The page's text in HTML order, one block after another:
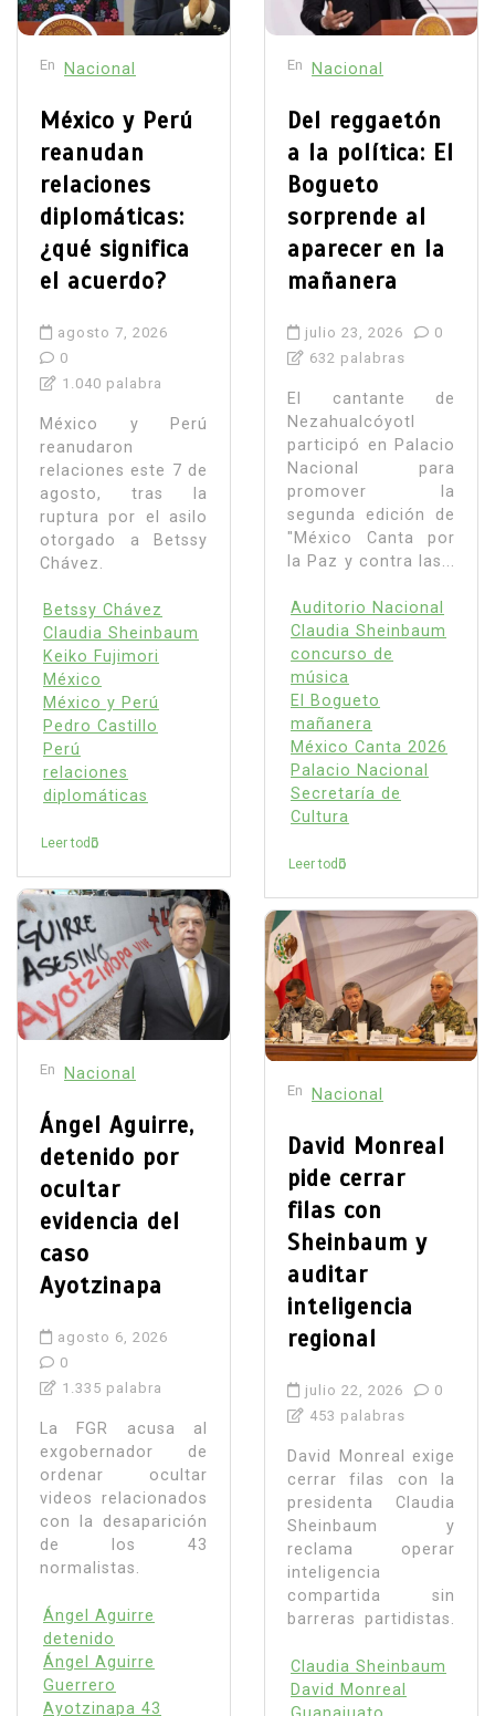
En Nacional
México y Perú
reanudan
relaciones
diplomáticas:
¿qué significa
el acuerdo?
agosto 7, 2026
0
1.040 palabra
México y Perú
reanudaron
relaciones este 7 de
agosto, tras la
ruptura por el asilo
otorgado a Betssy
Chávez.
Betssy Chávez
Claudia Sheinbaum
Keiko Fujimori
México
México y Perú
Pedro Castillo
Perú
relaciones
diplomáticas
Leer todo
En Nacional
Ángel Aguirre,
detenido por
ocultar
evidencia del
caso
Ayotzinapa
agosto 6, 2026
0
1.335 palabra
La FGR acusa al
exgobernador de
ordenar ocultar
videos relacionados
con la desaparición
de los 43
normalistas.
Ángel Aguirre
detenido
Ángel Aguirre
Guerrero
Ayotzinapa 43
En Nacional
Del reggaetón
a la política: El
Bogueto
sorprende al
aparecer en la
mañanera
julio 23, 2026
0
632 palabras
El cantante de
Nezahualcóyotl
participó en Palacio
Nacional para
promover la
segunda edición de
"México Canta por
la Paz y contra las...
Auditorio Nacional
Claudia Sheinbaum
concurso de
música
El Bogueto
mañanera
México Canta 2026
Palacio Nacional
Secretaría de
Cultura
Leer todo
En Nacional
David Monreal
pide cerrar
filas con
Sheinbaum y
auditar
inteligencia
regional
julio 22, 2026
0
453 palabras
David Monreal exige
cerrar filas con la
presidenta Claudia
Sheinbaum y
reclama operar
inteligencia
compartida sin
barreras partidistas.
Claudia Sheinbaum
David Monreal